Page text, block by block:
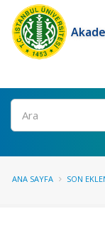
Ara
ANA SAYFA SON